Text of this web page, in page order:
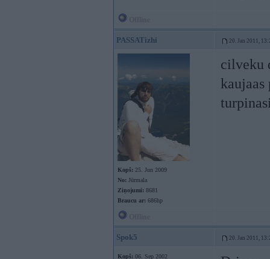
PASSATizhi 20. Jan 2011,
Kopš: 25. Jun 2009
No: Jūrmala
Ziņojumi: 8681
Braucu ar: 686hp
cilveku
kaujaas
Spok5 20. Jan 2011,
Kopš: 06. Sep 2002